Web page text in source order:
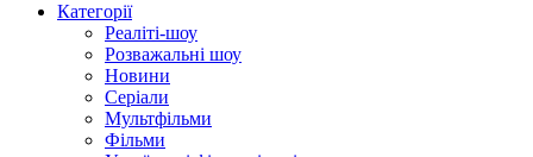
Категорії
Реаліті-шоу
Розважальні шоу
Новини
Серіали
Мультфільми
Фільми